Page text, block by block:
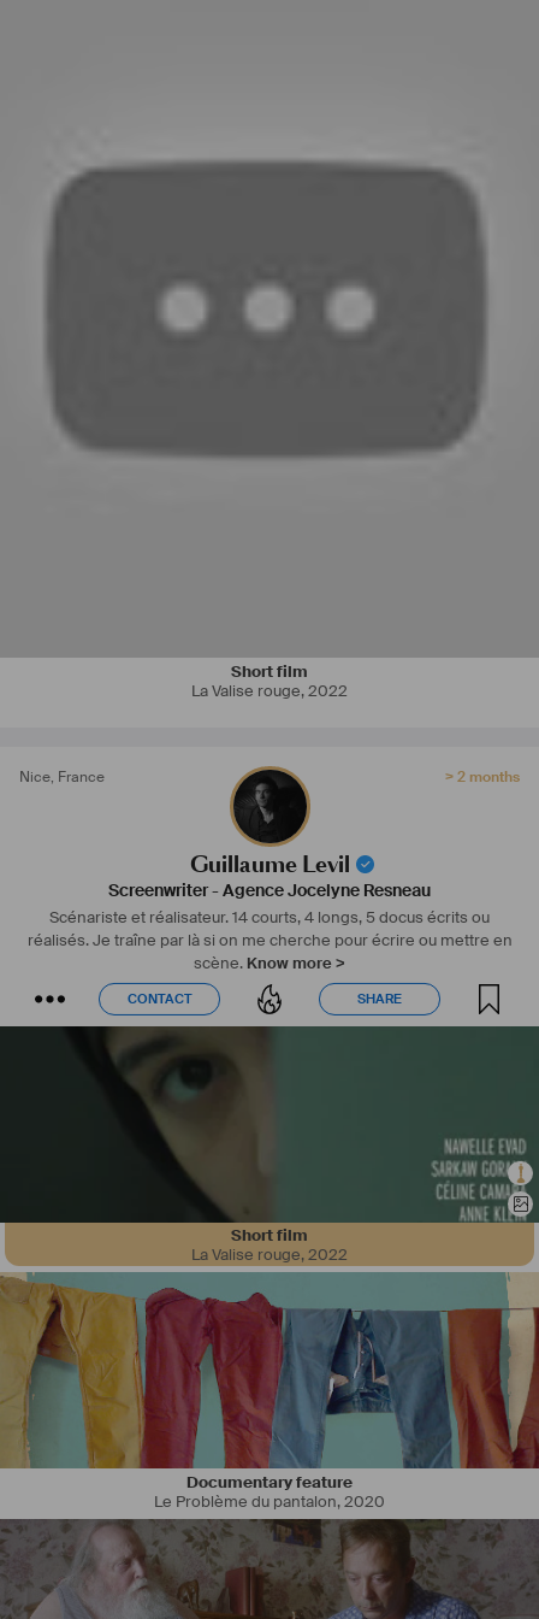
Short film
La Valise rouge,2022
Nice, France > 2 months
Guillaume Levil
Screenwriter-Agence Jocelyne Resneau
Scénariste et réalisateur. 14 courts, 4 longs, 5 docus écrits ou
réalisés. Je traîne par là si on me cherche pour écrire ou mettre en
scène. Know more >
CONTACT SHARE
CONTACT SHARE
Short film
La Valise rouge,2022
Documentary feature
Le Problème du pantalon,2020